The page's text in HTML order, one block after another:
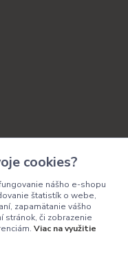
cookies?
nášho e-shopu
štatistík o webe,
zapamätanie vášho
stránok, či zobrazenie
Viac na využitie